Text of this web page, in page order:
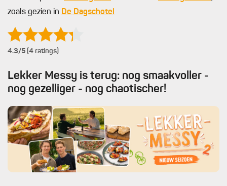
zoals gezien in De Dagschotel
4.3/5 (4 ratings)
Lekker Messy is terug: nog smaakvoller -
nog gezelliger - nog chaotischer!